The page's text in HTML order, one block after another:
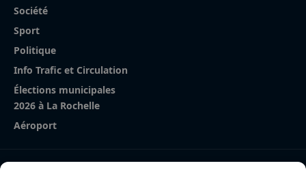
Société
Sport
Politique
Info Trafic et Circulation
Élections municipales
2026 à La Rochelle
Aéroport